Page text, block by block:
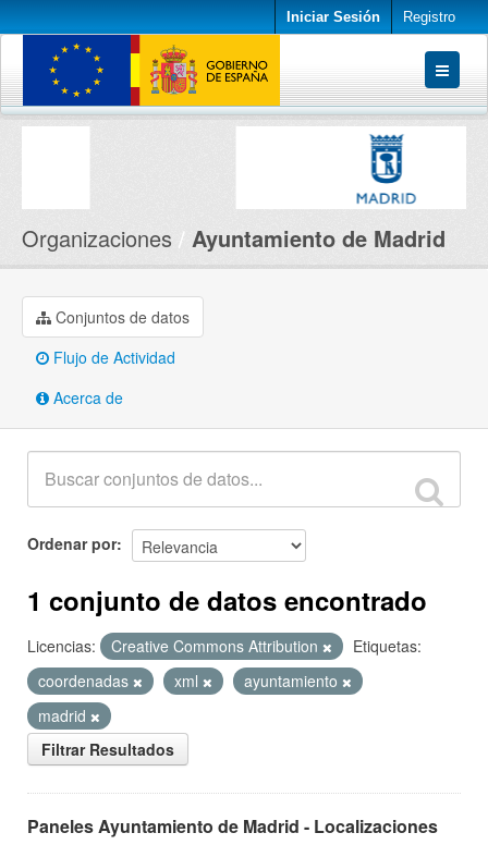
Iniciar Sesión Registro
Conjuntos de datos
Organizaciones Ayuntamiento de Madrid
Conjuntos de datos
Flujo de Actividad
Acerca de
Ordenar por
1 conjunto de datos encontrado
Licencias: Creative Commons Attribution
Etiquetas:
coordenadas
xml
ayuntamiento
madrid
Filtrar Resultados
Paneles Ayuntamiento de Madrid - Localizaciones